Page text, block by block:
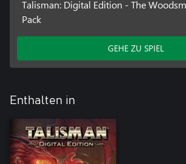
Talisman: Digital Edition - The
Pack
GEHE ZU SPIEL
Enthalten in